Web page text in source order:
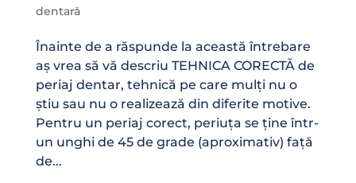
dentară
Înainte de a răspunde la această întrebare
aș vrea să vă descriu TEHNICA CORECTĂ de
periaj dentar, tehnică pe care mulți nu o
știu sau nu o realizează din diferite motive.
Pentru un periaj corect, periuța se ține într-
un unghi de 45 de grade (aproximativ) față
de...